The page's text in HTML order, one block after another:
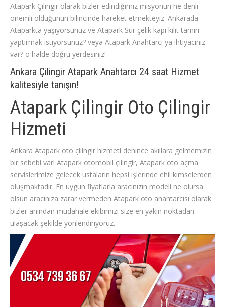
Atapark Çilingir olarak bizler edindiğimiz misyonun ne denli
önemli olduğunun bilincinde hareket etmekteyiz. Ankarada
Ataparkta yaşıyorsunuz ve Atapark Sur çelik kapı kilit tamiri
yaptırmak istiyorsunuz? veya Atapark Anahtarcı ya ihtiyacınız
var? o halde doğru yerdesiniz!
Ankara Çilingir Atapark Anahtarcı 24 saat Hizmet
kalitesiyle tanışın!
Atapark Çilingir Oto Çilingir
Hizmeti
Ankara Atapark oto çilingir hizmeti denince akıllara gelmemizin
bir sebebi var! Atapark otomobil çilingir, Atapark oto açma
servislerimize gelecek ustaların hepsi işlerinde ehil kimselerden
oluşmaktadır. En uygun fiyatlarla aracınızın modeli ne olursa
olsun aracınıza zarar vermeden Atapark oto anahtarcısı olarak
bizler anından müdahale ekibimizi size en yakın noktadan
ulaşacak şekilde yönlendiriyoruz.